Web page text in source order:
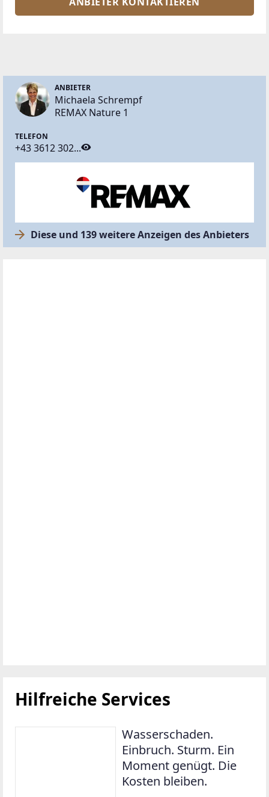
ANBIETER
Michaela Schrempf
REMAX Nature 1
TELEFON
+43 3612 302...
Diese und 139 weitere Anzeigen des Anbieters
Hilfreiche Services
Wasserschaden.
Einbruch. Sturm. Ein
Moment genügt. Die
Kosten bleiben.